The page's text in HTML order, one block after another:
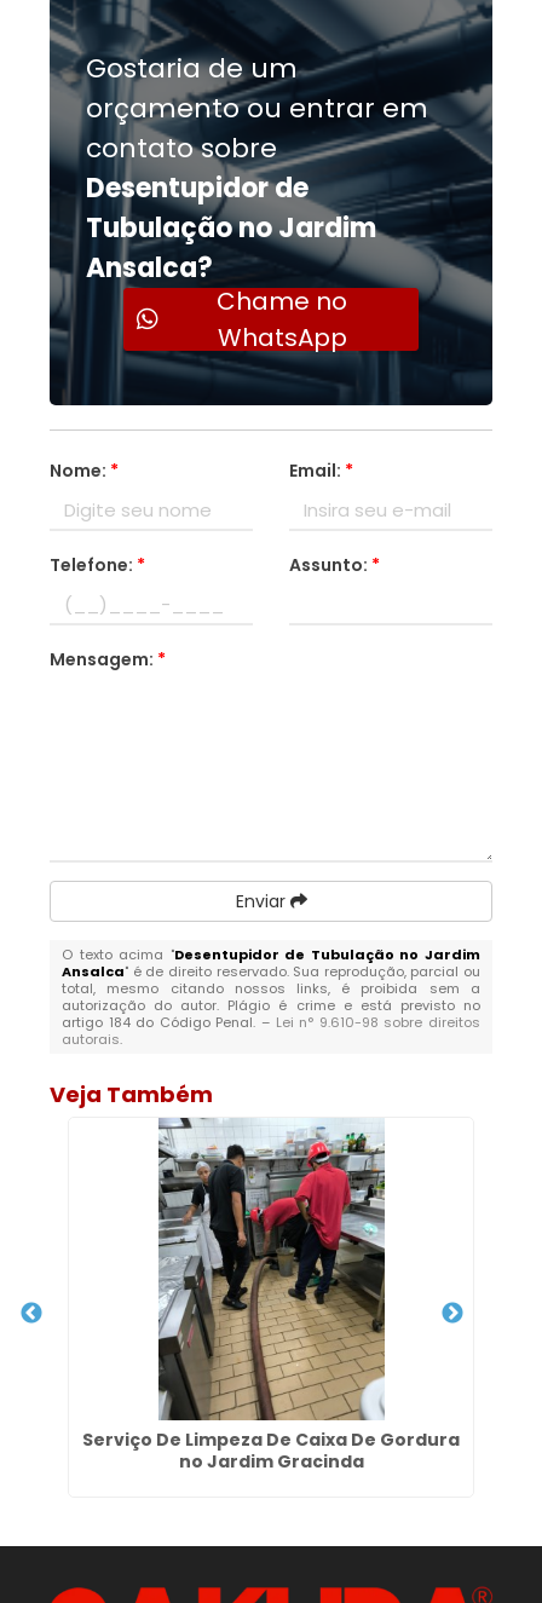
Gostaria de um
orçamento ou entrar em
contato sobre
Desentupidor de
Tubulação no Jardim
Ansalca?
Chame no
WhatsApp
Nome: * Email: *
Telefone: * Assunto: *
Mensagem: *
Enviar
O texto acima "Desentupidor de Tubulação no Jardim
Ansalca" é de direito reservado. Sua reprodução, parcial ou
total, mesmo citando nossos links, é proibida sem a
autorização do autor. Plágio é crime e está previsto no
artigo 184 do Código Penal. – Lei n° 9.610-98 sobre direitos
autorais.
Veja Também
Serviço De Limpeza De Caixa De Gordura
no Jardim Gracinda